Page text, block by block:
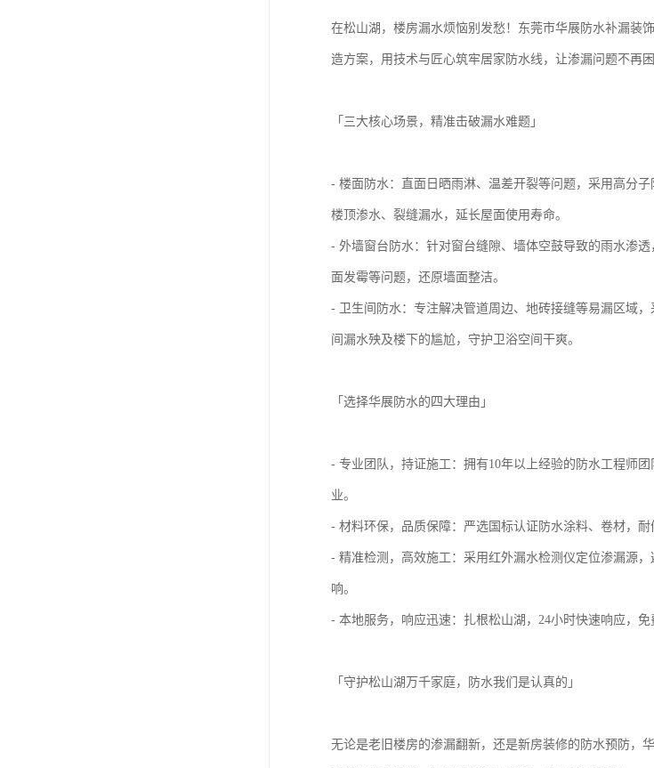
在松山湖，楼房漏水烦恼别发愁！东莞市华展防水补漏装
造方案，用技术与匠心筑牢居家防水线，让渗漏问题不再困
「三大核心场景，精准击破漏水难题」
- 楼面防水：直面日晒雨淋、温差开裂等问题，采用高分
楼顶渗水、裂缝漏水，延长屋面使用寿命。
- 外墙窗台防水：针对窗台缝隙、墙体空鼓导致的雨水渗
面发霉等问题，还原墙面整洁。
- 卫生间防水：专注解决管道周边、地砖接缝等易漏区域
间漏水殃及楼下的尴尬，守护卫浴空间干爽。
「选择华展防水的四大理由」
- 专业团队，持证施工：拥有10年以上经验的防水工程师
业。
- 材料环保，品质保障：严选国标认证防水涂料、卷材，
- 精准检测，高效施工：采用红外漏水检测仪定位渗漏源
响。
- 本地服务，响应迅速：扎根松山湖，24小时快速响应，
「守护松山湖万千家庭，防水我们是认真的」
无论是老旧楼房的渗漏翻新，还是新房装修的防水预防，